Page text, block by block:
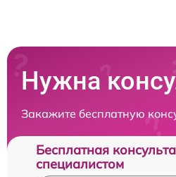
Нужна
Закажите бесплатную
Бесплатная
специалистом